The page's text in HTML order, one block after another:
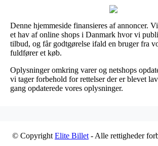
Denne hjemmeside finansieres af annoncer.
et hav af online shops i Danmark hvor vi
tilbud, og får godtgørelse ifald en bruger fra
fuldfører et køb.
Oplysninger omkring varer og netshops
vi tager forbehold for rettelser der er blevet
gang opdaterede vores oplysninger.
© Copyright Elite Billet - Alle rettigheder